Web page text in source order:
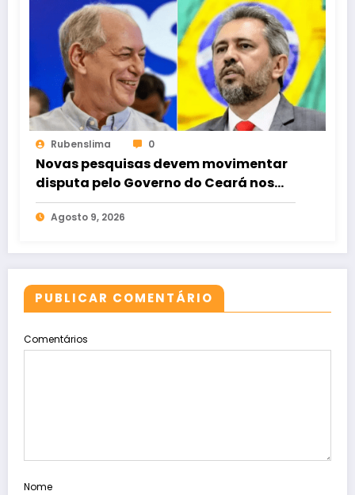
Rubenslima 0
Novas pesquisas devem movimentar
disputa pelo Governo do Ceará nos
próximos dias
Agosto 9, 2026
PUBLICAR COMENTÁRIO
Comentários
Nome